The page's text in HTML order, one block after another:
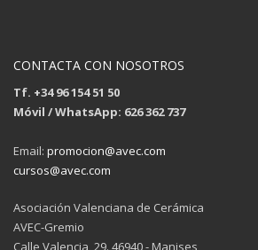
CONTACTA CON NOSOTROS
Tf. +34 96 154 51 50
Móvil / WhatsApp: 626 362 737
Email: promocion@avec.com
cursos@avec.com
Asociación Valenciana de Cerámica
AVEC-Gremio
Calle Valencia, 29. 46940 - Manises